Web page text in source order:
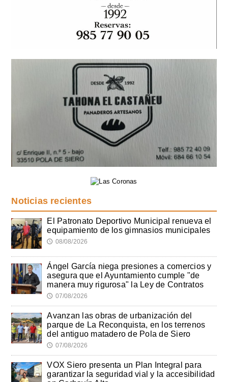
Noticias recientes
El Patronato Deportivo Municipal renueva el
equipamiento de los gimnasios municipales
🕔 08/08/2026
Ángel García niega presiones a comercios y
asegura que el Ayuntamiento cumple "de
manera muy rigurosa" la Ley de Contratos
🕔 07/08/2026
Avanzan las obras de urbanización del
parque de La Reconquista, en los terrenos
del antiguo matadero de Pola de Siero
🕔 07/08/2026
VOX Siero presenta un Plan Integral para
garantizar la seguridad vial y la accesibilidad